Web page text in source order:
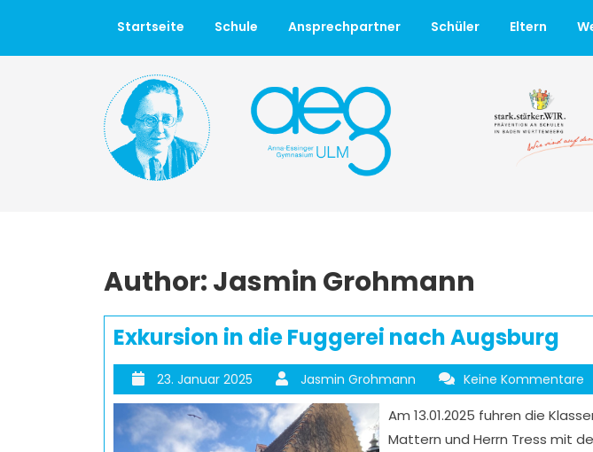
Startseite Schule Ansprechpartner Schüler Eltern
Author: Jasmin Grohmann
Exkursion in die Fuggerei nach Augsburg
23. Januar 2025 Jasmin Grohmann Keine Kommentare
Am 13.01.2025 fuhren die
Mattern und Herrn Tress mit